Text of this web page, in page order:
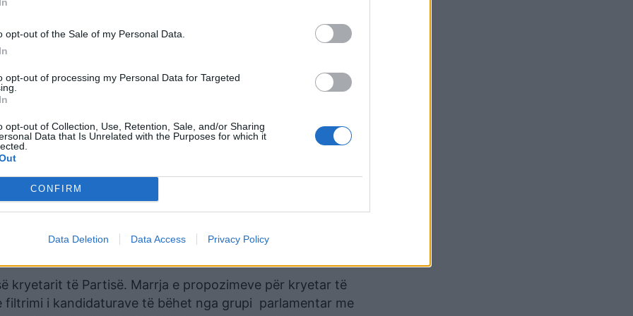
opt-out of the Sale of my Personal Data.
opt-out of processing my Personal Data for Targeted
opt-out of Collection, Use, Retention, Sale, and/or Sharing
Data that Is Unrelated with the Purposes for which it
CONFIRM
Data Deletion Data Access Privacy Policy
do të merret parasysh nga Grupi Parlamentar, i ndërpret
që ai të përcaktohet edhe në statutin e Partisë
të mos mundet të rikandidojë për kreun e partisë.
kryetarit të Partisë. Marrja e propozimeve për kryetar të
filtrimi i kandidaturave të bëhet nga grupi parlamentar me